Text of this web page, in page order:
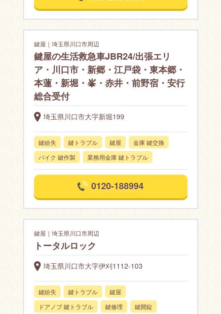
鍵屋｜埼玉県川口市周辺
鍵屋の生活救急車JBR24/出張エリ
ア・川口市・新郷・江戸袋・東本郷・
本蓮・新堀・峯・赤井・前野宿・安行
総合受付
埼玉県川口市大字新堀199
鍵紛失 鍵トラブル 鍵屋
金庫 鍵交換
バイク 鍵作製
業務用金庫 鍵トラブル
0120-188994
鍵屋｜埼玉県川口市周辺
トータルロック
埼玉県川口市大字伊刈1112-103
鍵紛失 鍵トラブル
鍵屋
ドアノブ 鍵トラブル
鍵修理
鍵開錠